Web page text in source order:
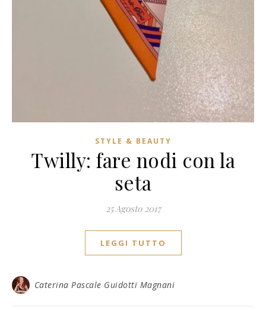
STYLE & BEAUTY
Twilly: fare nodi con la
seta
25 Agosto 2017
LEGGI TUTTO
Caterina Pascale Guidotti Magnani